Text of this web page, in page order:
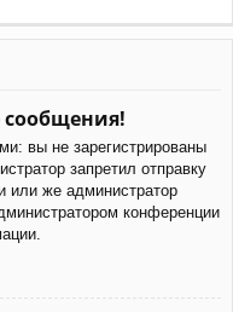
вы не зарегистрированы
запретил отправку
или же администратор
конференции